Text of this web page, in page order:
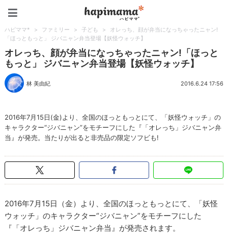
ハピママ* > ファミリー > 子ども >
オレっち、顔が弁当になっちゃったニャン!
「ほっともっと」 ジバニャン弁当登場【妖怪ウォッチ】
オレっち、顔が弁当になっちゃったニャン!「ほっと
もっと」 ジバニャン弁当登場【妖怪ウォッチ】
林 美由紀 2016.6.24 17:56
2016年7月15日(金)より、全国のほっともっとにて、「妖怪ウォッチ」の
キャラクター“ジバニャン”をモチーフにした『「オレっち」ジバニャン弁
当』が発売。当たりが出ると非売品の限定ソフビも!
2016年7月15日（金）より、全国のほっともっとにて、「妖怪
ウォッチ」のキャラクター“ジバニャン”をモチーフにした
『「オレっち」ジバニャン弁当』が発売されます。